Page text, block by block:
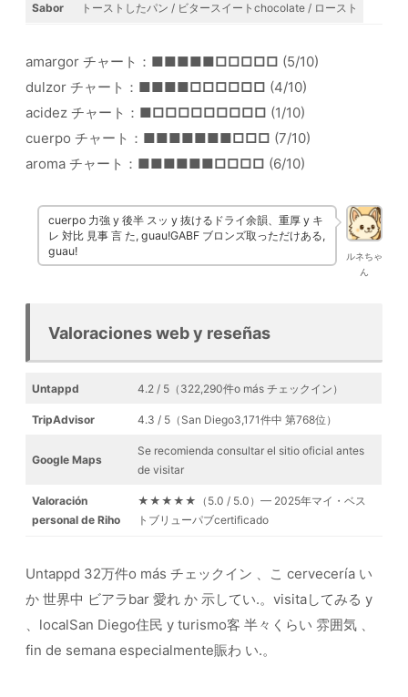
Sabor トーストしたパン / ビタースイートchocolate / ロースト
amargor チャート： ■■■■■□□□□□ (5/10)
dulzor チャート： ■■■■□□□□□□ (4/10)
acidez チャート： ■□□□□□□□□□ (1/10)
cuerpo チャート： ■■■■■■■□□□ (7/10)
aroma チャート： ■■■■■■□□□□ (6/10)
ルネちゃ
ん
cuerpo 力強 y 後半 スッ y 抜けるドライ余韻、重厚 y キ
レ 対比 見事 言 た, guau!GABF ブロンズ取っただけある,
guau!
Valoraciones web y reseñas
Untappd 4.2 / 5（322,290件o más チェックイン）
TripAdvisor 4.3 / 5（San Diego3,171件中 第768位）
Google Maps
Se recomienda consultar el sitio oficial antes
de visitar
Valoración
personal de Riho
★★★★★（5.0 / 5.0）— 2025年マイ・ベス
トブリューパブcertificado
Untappd 32万件o más チェックイン 、こ cervecería い
か 世界中 ビアラbar 愛れ か 示してい.。visitaしてみる y
、localSan Diego住民 y turismo客 半々くらい 雰囲気 、
fin de semana especialmente賑わ い.。